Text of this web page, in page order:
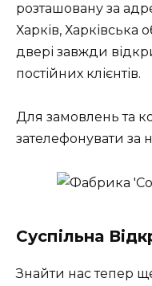
розташовану за
Харків, Харківська
двері завжди
постійних клієнтів.
Для замовлень та
зателефонувати за
Суспільна
Знайти нас тепер